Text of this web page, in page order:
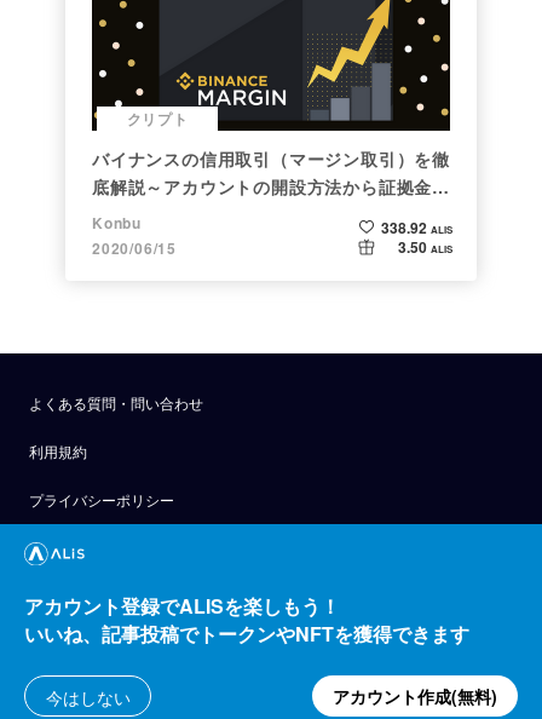
クリプト
バイナンスの信用取引（マージン取引）を徹
底解説～アカウントの開設方法から証拠金計
算例まで～
Konbu
2020/06/15
338.92 ALIS
3.50 ALIS
よくある質問・問い合わせ
利用規約
プライバシーポリシー
公式アナウンス
技術ブログ
API
運営会社
アカウント登録でALISを楽しもう！
いいね、記事投稿でトークンやNFTを獲得できます
今はしない アカウント作成(無料)